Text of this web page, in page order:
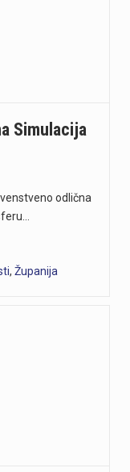
Simulacija
odlična
, Županija